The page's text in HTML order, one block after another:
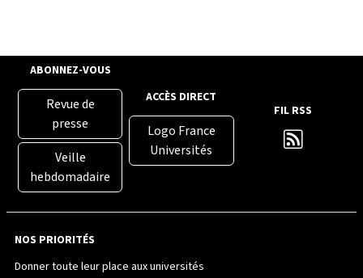
ABONNEZ-VOUS
Revue de
presse
Veille
hebdomadaire
ACCÈS DIRECT
Logo France
Universités
FIL RSS
NOS PRIORITÉS
Donner toute leur place aux universités